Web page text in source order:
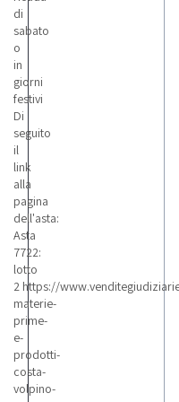
di
sabato
o
in
giorni
festivi
Di
seguito
il
link
alla
pagina
dell'asta:
Asta
7722:
lotto
2 https://
materie-
prime-
e-
prodotti-
costa-
volpino-